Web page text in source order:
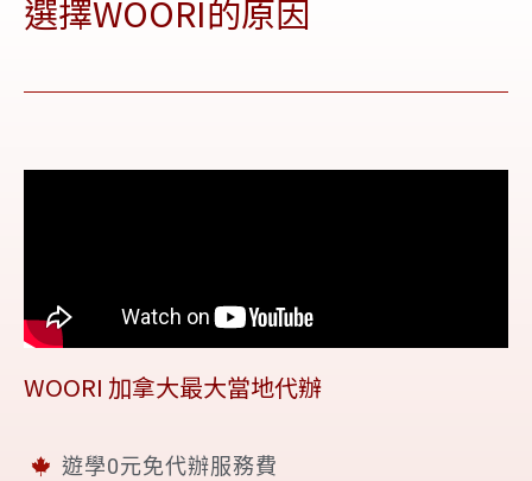
選擇WOORI的原因
WOORI 加拿大最大當地代辦
遊學0元免代辦服務費